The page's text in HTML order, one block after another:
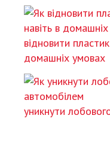
відновити
домашніх умовах
уникнути